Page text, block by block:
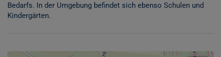
Bedarfs. In der Umgebung befindet sich ebenso Schulen und
Kindergärten.